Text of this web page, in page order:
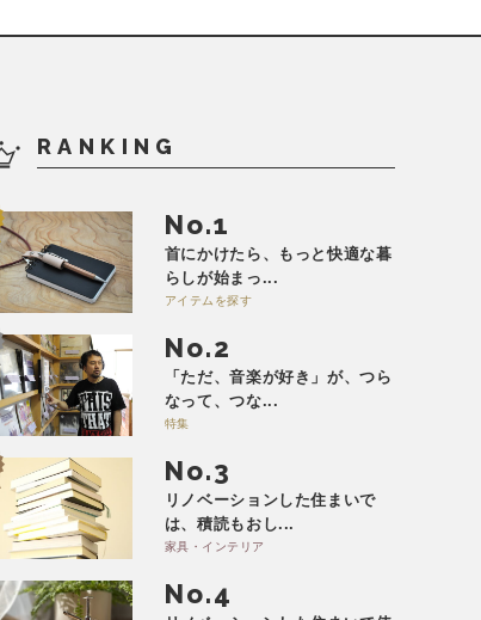
RANKING
No.
首にかけたら、もっと快適な暮
らしが始まっ...
アイテムを探す
No.
「ただ、音楽が好き」が、つら
なって、つな...
特集
No.
リノベーションした住まいで
は、積読もおし...
家具・インテリア
No.